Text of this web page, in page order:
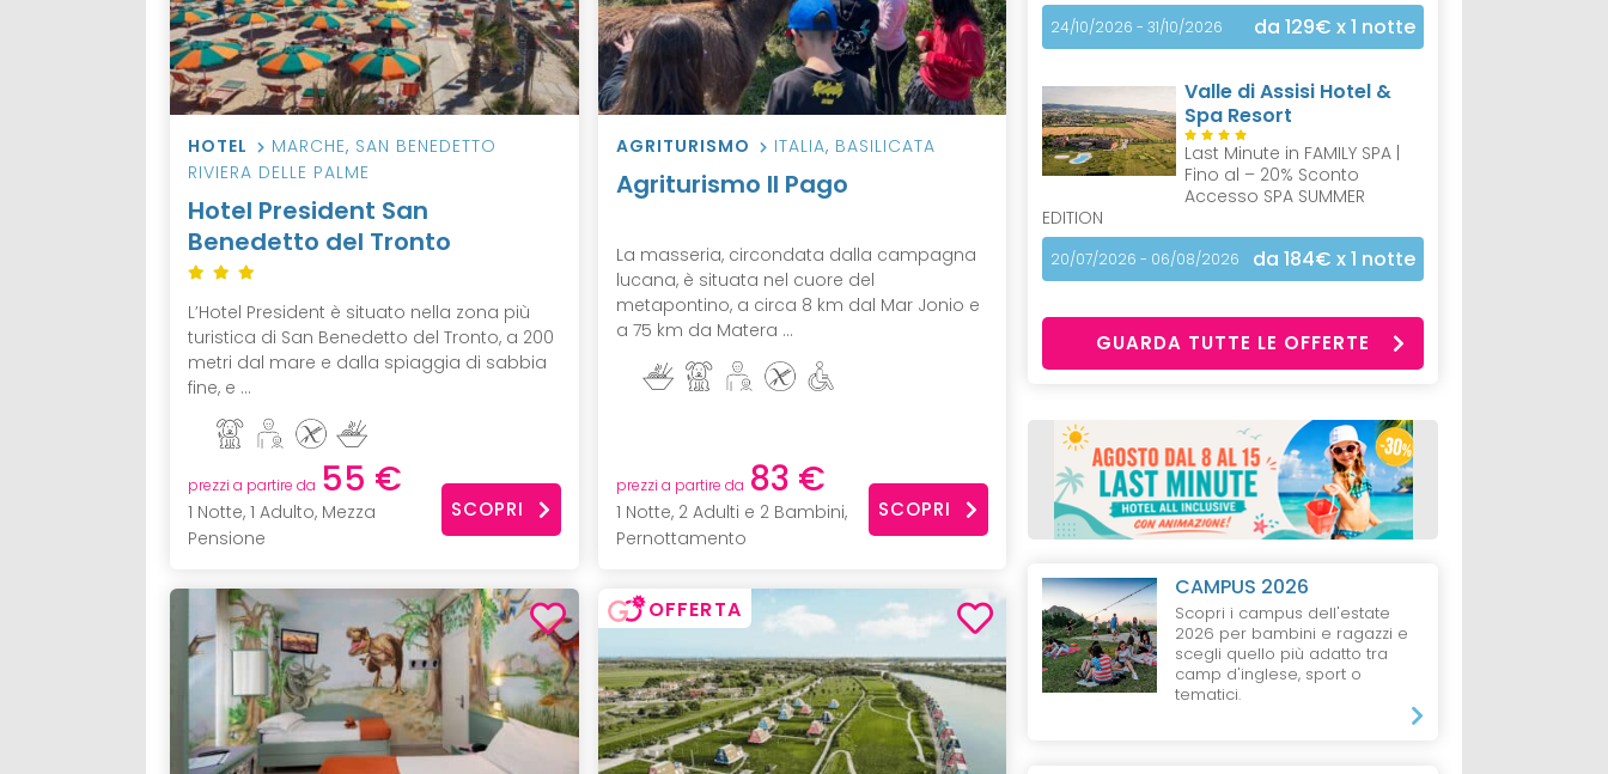
HOTEL MARCHE, SAN BENEDETTO
RIVIERA DELLE PALME
Hotel President San
Benedetto del Tronto
L’Hotel President è situato nella zona più
turistica di San Benedetto del Tronto, a 200
metri dal mare e dalla spiaggia di sabbia
fine, e ...
prezzi a partire da 55 €
1 Notte, 1 Adulto, Mezza
Pensione
SCOPRI
AGRITURISMO ITALIA, BASILICATA
Agriturismo Il Pago
La masseria, circondata dalla campagna
lucana, è situata nel cuore del
metapontino, a circa 8 km dal Mar Jonio e
a 75 km da Matera ...
prezzi a partire da 83 €
1 Notte, 2 Adulti e 2 Bambini,
Pernottamento
SCOPRI
OFFERTA
24/10/2026 - 31/10/2026 da 129€ x 1 notte
Valle di Assisi Hotel &
Spa Resort
Last Minute in FAMILY SPA |
Fino al – 20% Sconto
Accesso SPA SUMMER
EDITION
20/07/2026 - 06/08/2026 da 184€ x 1 notte
GUARDA TUTTE LE OFFERTE
CAMPUS 2026
Scopri i campus dell'estate
2026 per bambini e ragazzi e
scegli quello più adatto tra
camp d'inglese, sport o
tematici.